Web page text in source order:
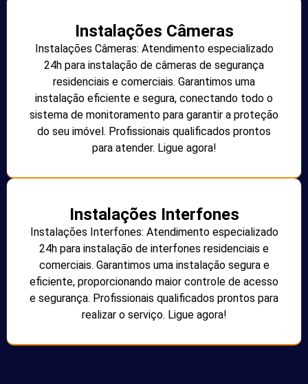
Instalações Câmeras
Instalações Câmeras: Atendimento especializado
24h para instalação de câmeras de segurança
residenciais e comerciais. Garantimos uma
instalação eficiente e segura, conectando todo o
sistema de monitoramento para garantir a proteção
do seu imóvel. Profissionais qualificados prontos
para atender. Ligue agora!
Instalações Interfones
Instalações Interfones: Atendimento especializado
24h para instalação de interfones residenciais e
comerciais. Garantimos uma instalação segura e
eficiente, proporcionando maior controle de acesso
e segurança. Profissionais qualificados prontos para
realizar o serviço. Ligue agora!